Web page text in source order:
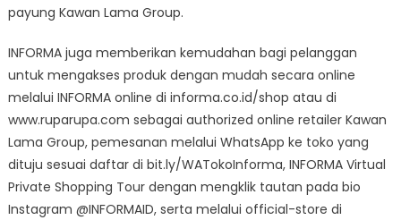
payung Kawan Lama Group.
INFORMA juga memberikan kemudahan bagi pelanggan
untuk mengakses produk dengan mudah secara online
melalui INFORMA online di informa.co.id/shop atau di
www.ruparupa.com sebagai authorized online retailer Kawan
Lama Group, pemesanan melalui WhatsApp ke toko yang
dituju sesuai daftar di bit.ly/WATokoInforma, INFORMA Virtual
Private Shopping Tour dengan mengklik tautan pada bio
Instagram @INFORMAID, serta melalui official-store di